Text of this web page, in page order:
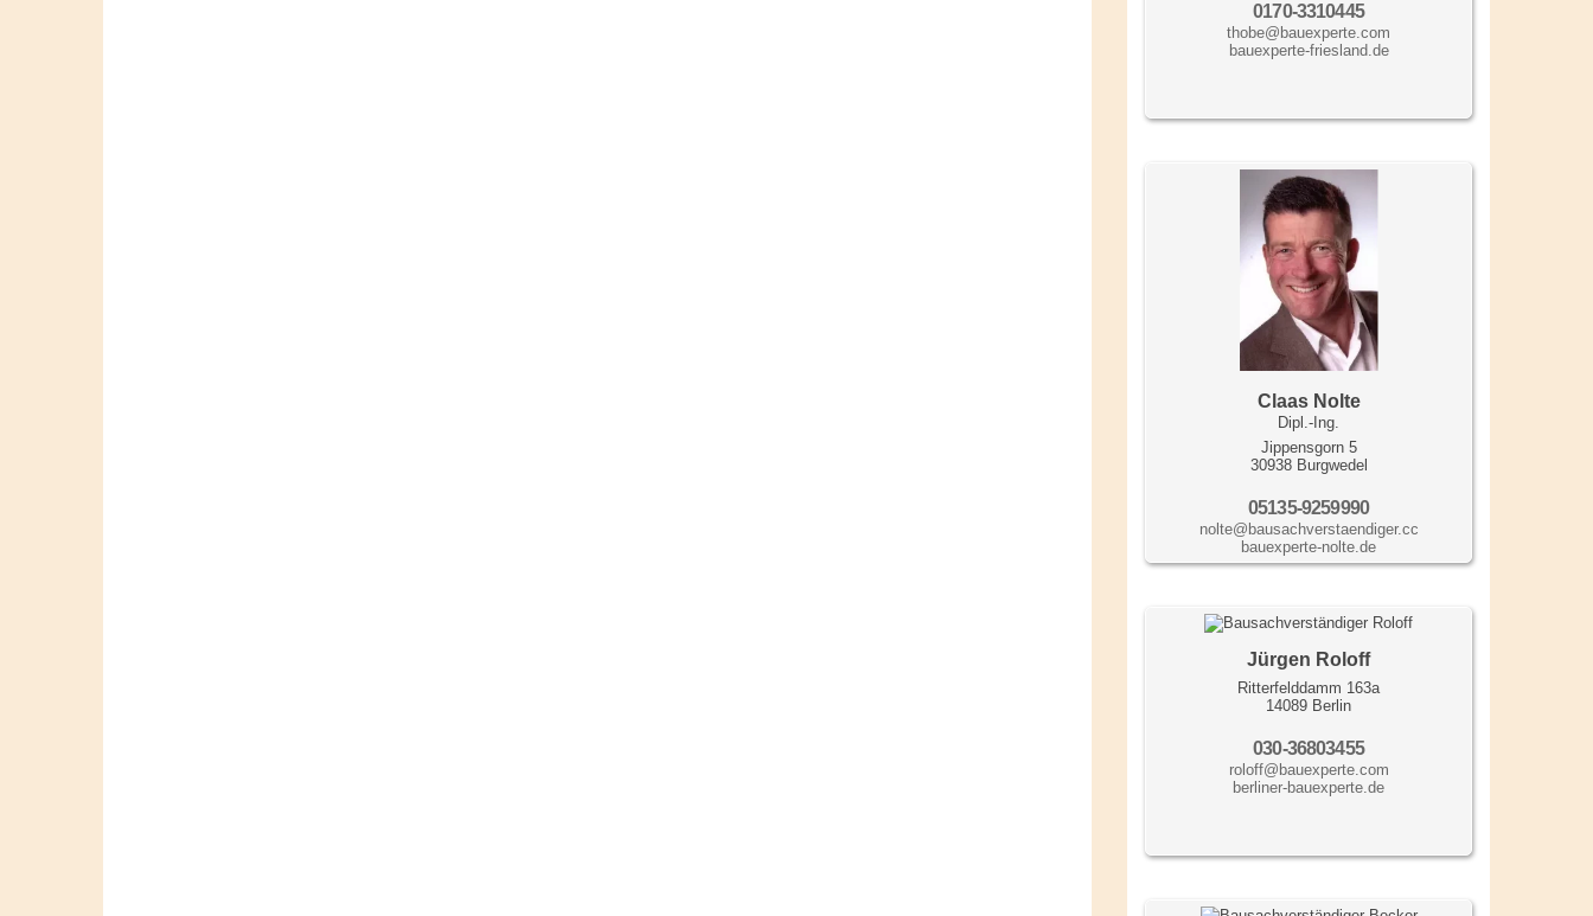
0170-3310445
thobe@bauexperte.com
bauexperte-friesland.de
Claas Nolte
Dipl.-Ing.
Jippensgorn 5
30938 Burgwedel
05135-9259990
nolte@bausachverstaendiger.cc
bauexperte-nolte.de
Jürgen Roloff
Ritterfelddamm 163a
14089 Berlin
030-36803455
roloff@bauexperte.com
berliner-bauexperte.de